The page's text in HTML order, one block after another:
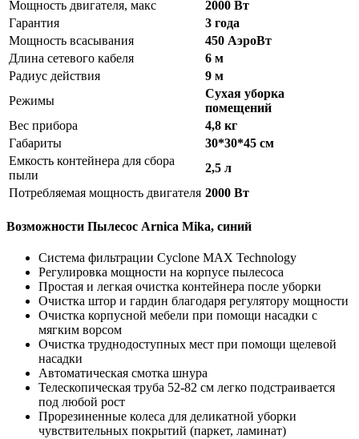
Мощность двигателя, макс
2000 Вт
Гарантия
3 года
Мощность всасывания
450 АэроВт
Длина сетевого кабеля
6 м
Радиус действия
9 м
Режимы
Сухая уборка
помещений
Вес прибора
4,8 кг
Габариты
30*30*45 см
Емкость контейнера для сбора
пыли
2,5 л
Потребляемая мощность двигателя 2000 Вт
Возможности Пылесос Arnica Mika, синий
Система фильтрации Cyclone MAX Technology
Регулировка мощности на корпусе пылесоса
Простая и легкая очистка контейнера после уборки
Очистка штор и гардин благодаря регулятору мощности
Очистка корпусной мебели при помощи насадки с
мягким ворсом
Очистка труднодоступных мест при помощи щелевой
насадки
Автоматическая смотка шнура
Телескопическая труба 52-82 см легко подстраивается
под любой рост
Прорезиненные колеса для деликатной уборки
чувствительных покрытий (паркет, ламинат)